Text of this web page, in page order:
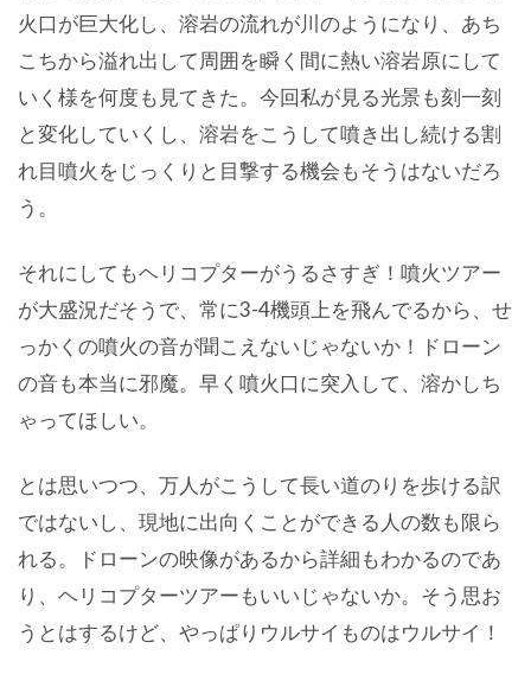
火口が巨大化し、溶岩の流れが川のようになり、あち
こちから溢れ出して周囲を瞬く間に熱い溶岩原にして
いく様を何度も見てきた。今回私が見る光景も刻一刻
と変化していくし、溶岩をこうして噴き出し続ける割
れ目噴火をじっくりと目撃する機会もそうはないだろ
う。
それにしてもヘリコプターがうるさすぎ！噴火ツアー
が大盛況だそうで、常に3-4機頭上を飛んでるから、せ
っかくの噴火の音が聞こえないじゃないか！ドローン
の音も本当に邪魔。早く噴火口に突入して、溶かしち
ゃってほしい。
とは思いつつ、万人がこうして長い道のりを歩ける訳
ではないし、現地に出向くことができる人の数も限ら
れる。ドローンの映像があるから詳細もわかるのであ
り、ヘリコプターツアーもいいじゃないか。そう思お
うとはするけど、やっぱりウルサイものはウルサイ！